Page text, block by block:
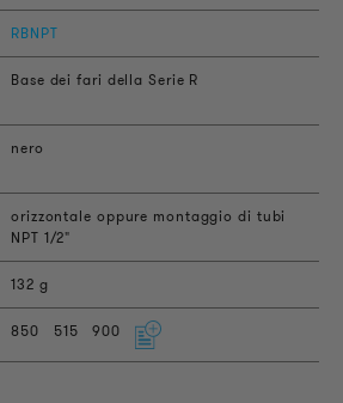
RBNPT
Base dei fari della Serie R
nero
orizzontale oppure montaggio di tubi
NPT 1/2"
132 g
850 515 900